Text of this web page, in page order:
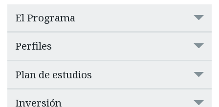
El Programa
Perfiles
Plan de estudios
Inversión